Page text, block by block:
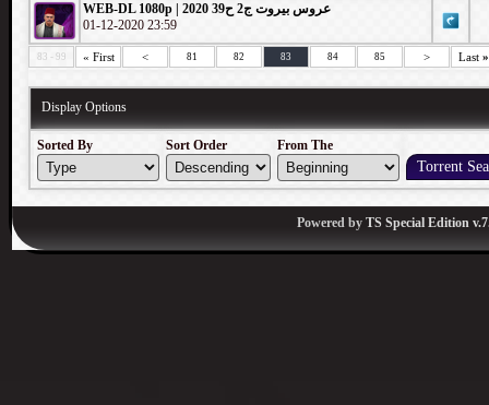
WEB-DL 1080p | 2020 عروس بيروت ج2 ح39
01-12-2020 23:59
83 - 99 « First < 81 82 83 84 85 > Last »
Display Options
Sorted By Sort Order From The
Powered by TS Special Edition